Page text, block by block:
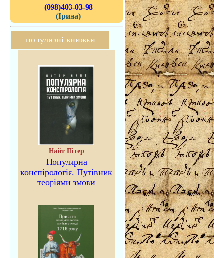
(098)403-03-98
(Ірина)
популярні книжки
Найт Пітер
Популярна
конспірологія. Путівник
теоріями змови